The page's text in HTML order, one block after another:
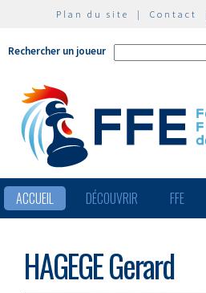
Plan du site | Contact
Rechercher un joueur
ACCUEIL DÉCOUVRIR FFE
HAGEGE Gerard